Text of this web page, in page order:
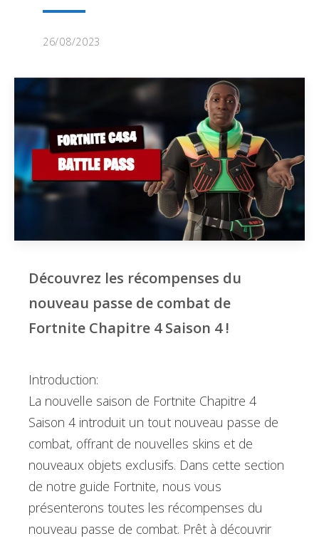
26/08/2023
Découvrez les récompenses du
nouveau passe de combat de
Fortnite Chapitre 4 Saison 4 !
Introduction:
La nouvelle saison de Fortnite Chapitre 4
Saison 4 introduit un tout nouveau passe de
combat, offrant de nouvelles skins et de
nouveaux objets exclusifs. Dans cette section
de notre guide Fortnite, nous vous
présenterons toutes les récompenses du
nouveau passe de combat. Prêt à découvrir